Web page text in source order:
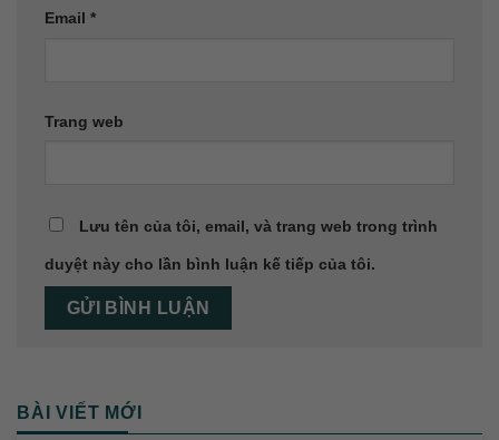
Email *
Trang web
Lưu tên của tôi, email, và trang web trong trình
duyệt này cho lần bình luận kế tiếp của tôi.
BÀI VIẾT MỚI